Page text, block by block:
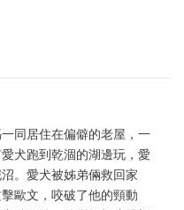
同居住在偏僻的老屋，一
犬跑到乾涸的湖邊玩，愛
。愛犬被姊弟倆救回家
歐文，咬破了他的頸動